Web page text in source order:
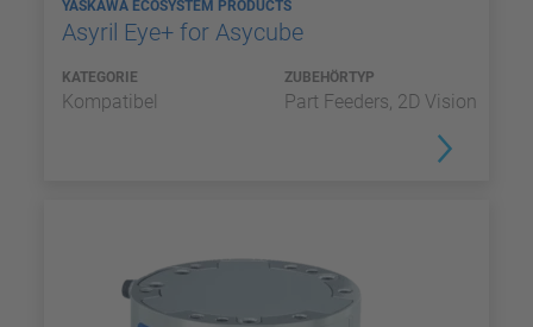
YASKAWA ECOSYSTEM PRODUCTS
Asyril Eye+ for Asycube
KATEGORIE
Kompatibel
ZUBEHÖRTYP
Part Feeders, 2D Vision